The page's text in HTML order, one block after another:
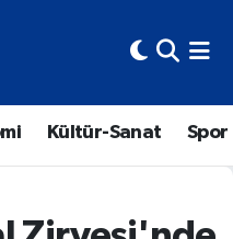
Kültür-Sanat Spor
Fikstür